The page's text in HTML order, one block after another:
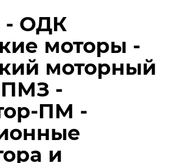
- ОДК
моторы -
моторный
ПМЗ -
ПМ -
и